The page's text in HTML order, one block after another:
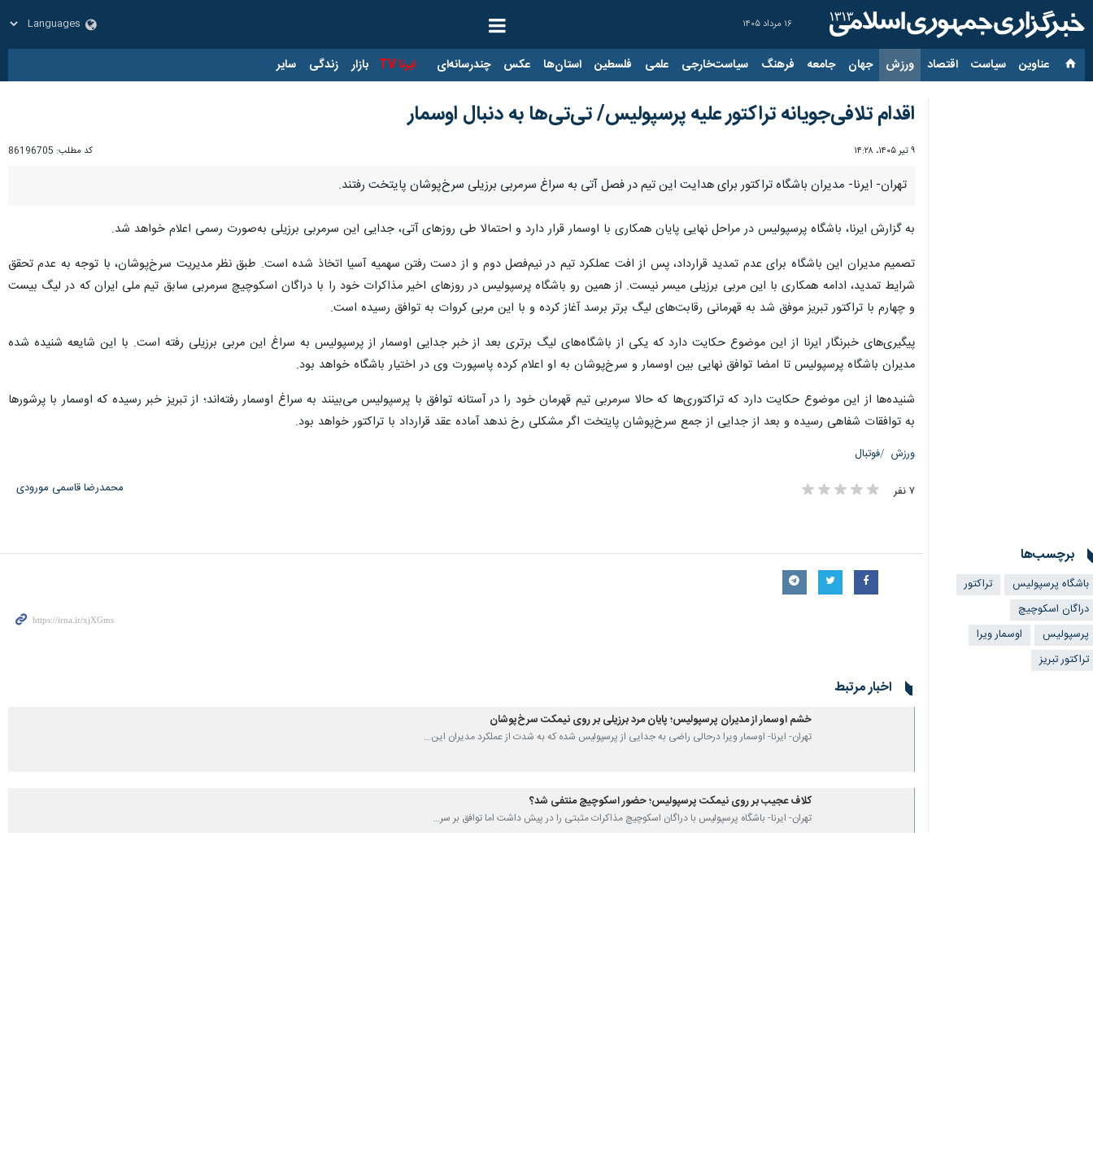
۱۶ مرداد ۱۴۰۵
عناوین‌ سیاست اقتصاد ورزش جهان جامعه فرهنگ سیاست‌خارجی علمی فلسطین استان‌ها عکس چندرسانه‌ای ایرنا TV بازار زندگی سایر
اقدام تلافی‌جویانه تراکتور علیه پرسپولیس/ تی‌تی‌ها به دنبال اوسمار
۹ تیر ۱۴۰۵، ۱۴:۲۸ کد مطلب: 86196705
تهران- ایرنا- مدیران باشگاه تراکتور برای هدایت این تیم در فصل آتی به سراغ سرمربی برزیلی سرخ‌پوشان پایتخت رفتند.
به گزارش ایرنا، باشگاه پرسپولیس در مراحل نهایی پایان همکاری با اوسمار قرار دارد و احتمالا طی روزهای آتی، جدایی این سرمربی برزیلی به‌صورت رسمی اعلام خواهد شد.
تصمیم مدیران این باشگاه برای عدم تمدید قرارداد، پس از افت عملکرد تیم در نیم‌فصل دوم و از دست رفتن سهمیه آسیا اتخاذ شده است. طبق نظر مدیریت سرخ‌پوشان، با توجه به عدم تحقق
شرایط تمدید، ادامه همکاری با این مربی برزیلی میسر نیست. از همین رو باشگاه پرسپولیس در روزهای اخیر مذاکرات خود را با دراگان اسکوچیچ سرمربی سابق تیم ملی ایران که در لیگ بیست
و چهارم با تراکتور تبریز موفق شد به قهرمانی رقابت‌های لیگ برتر برسد آغاز کرده و با این مربی کروات به توافق رسیده است.
پیگیری‌های خبرنگار ایرنا از این موضوع حکایت دارد که یکی از باشگاه‌های لیگ برتری بعد از خبر جدایی اوسمار از پرسپولیس به سراغ این مربی برزیلی رفته است. با این شایعه شنیده شده
مدیران باشگاه پرسپولیس تا امضا توافق نهایی بین اوسمار و سرخ‌پوشان به او اعلام کرده پاسپورت وی در اختیار باشگاه خواهد بود.
شنیده‌ها از این موضوع حکایت دارد که تراکتوری‌ها که حالا سرمربی تیم قهرمان خود را در آستانه توافق با پرسپولیس می‌بینند به سراغ اوسمار رفته‌اند؛ از تبریز خبر رسیده که اوسمار با پرشورها
به توافقات شفاهی رسیده و بعد از جدایی از جمع سرخ‌پوشان پایتخت اگر مشکلی رخ ندهد آماده عقد قرارداد با تراکتور خواهد بود.
ورزش فوتبال
۷ نفر محمدرضا قاسمی مورودی
برچسب‌ها
باشگاه پرسپولیس
تراکتور
دراگان اسکوچیچ
پرسپولیس
اوسمار ویرا
تراکتور تبریز
اخبار مرتبط
خشم اوسمار از مدیران پرسپولیس؛ پایان مرد برزیلی بر روی نیمکت سرخ‌پوشان
تهران- ایرنا- اوسمار ویرا درحالی راضی به جدایی از پرسپولیس شده که به شدت از عملکرد مدیران این…
کلاف عجیب بر روی نیمکت پرسپولیس؛ حضور اسکوچیچ منتفی شد؟
تهران- ایرنا- باشگاه پرسپولیس با دراگان اسکوچیچ مذاکرات مثبتی را در پیش داشت اما توافق بر سر…